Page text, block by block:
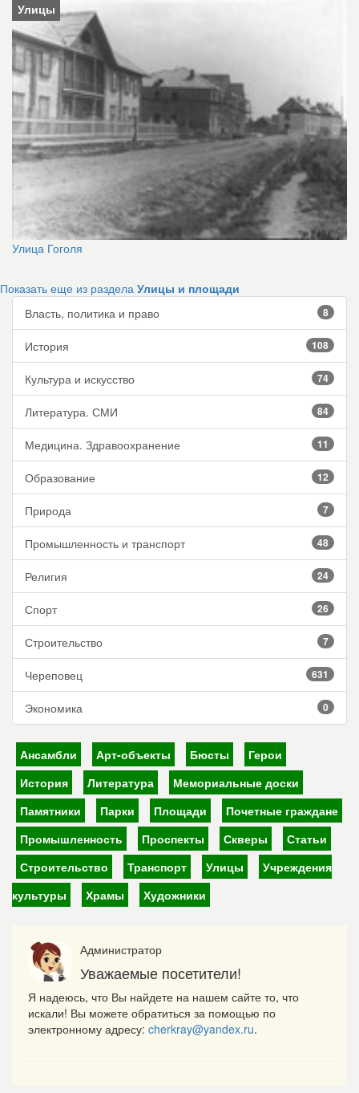
Улицы
Улица Гоголя
Показать еще из раздела Улицы и площади
Власть, политика и право
8
История 108
Культура и искусство 74
Литература. СМИ 84
Медицина. Здравоохранение 11
Образование 12
Природа 7
Промышленность и транспорт 48
Религия 24
Спорт 26
Строительство 7
Череповец 631
Экономика 0
Ансамбли Арт-объекты Бюсты
Герои
История
Литература
Мемориальные доски
Памятники
Парки Площади
Почетные граждане
Промышленность
Проспекты Скверы
Статьи
Строительство
Транспорт Улицы
Учреждения
культуры
Храмы Художники
Администратор
Уважаемые посетители!
Я надеюсь, что Вы найдете на нашем сайте то, что
искали! Вы можете обратиться за помощью по
электронному адресу: cherkray@yandex.ru.